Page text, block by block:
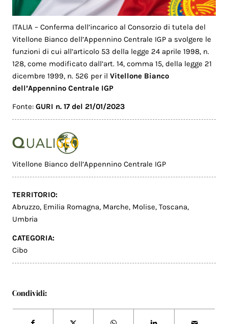
ITALIA – Conferma dell’incarico al Consorzio di tutela del
Vitellone Bianco dell’Appennino Centrale IGP a svolgere le
funzioni di cui all’articolo 53 della legge 24 aprile 1998, n.
128, come modificato dall’art. 14, comma 15, della legge 21
dicembre 1999, n. 526 per ilVitellone Bianco
dell’Appennino Centrale IGP
Fonte:GURI n. 17 del 21/01/2023
Vitellone Bianco dell’Appennino Centrale IGP
TERRITORIO:
Abruzzo, Emilia Romagna, Marche, Molise,Toscana,
Umbria
CATEGORIA:
Cibo
Condividi: